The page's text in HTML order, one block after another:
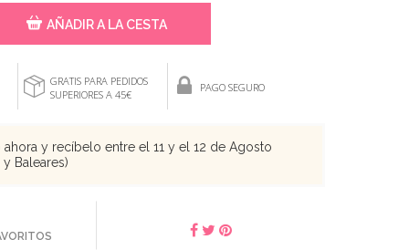
AÑADIR A LA CESTA
GRATIS PARA PEDIDOS
SUPERIORES A 45€
PAGO SEGURO
ahora y recíbelo entre el 11 y el 12 de Agosto
Baleares)